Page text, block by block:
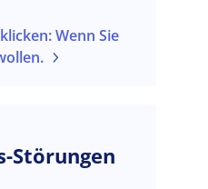
Wenn Sie
Störungen